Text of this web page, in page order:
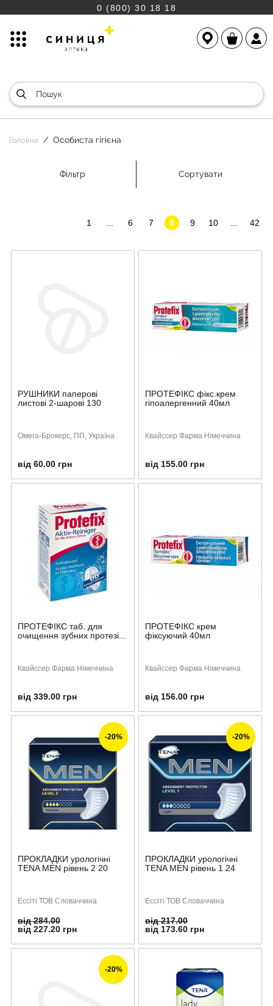
0 (800) 30 18 18
Головна Особиста гігієна
Фільтр Сортувати
1 6 7 8 9 10 42
РУШНИКИ паперові
листові 2-шарові 130
Омега-Брокерс, ПП, Україна
від 60.00 грн
ПРОТЕФІКС фікс.крем
гіпоалергенний 40мл
Квайссер Фарма Німеччина
від 155.00 грн
ПРОТЕФІКС таб. для
очищення зубних протезі...
Квайссер Фарма Німеччина
від 339.00 грн
ПРОТЕФІКС крем
фіксуючий 40мл
Квайссер Фарма Німеччина
від 156.00 грн
-20%
ПРОКЛАДКИ урологічні
TENA MEN рівень 2 20
Ессіті ТОВ Словаччина
від 284.00
від 227.20 грн
-20%
ПРОКЛАДКИ урологічні
TENA MEN рівень 1 24
Ессіті ТОВ Словаччина
від 217.00
від 173.60 грн
-20%